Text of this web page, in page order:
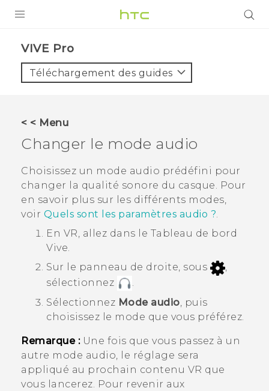
VIVE
ASSISTANCE
Appareils HTC & Accessoires
Connexion
VIVE Pro‎
Téléchargement des guides
< < Menu
Changer le mode audio
Choisissez un mode audio prédéfini pour
changer la qualité sonore du casque. Pour
en savoir plus sur les différents modes,
voir Quels sont les paramètres audio ?.
En VR, allez dans le Tableau de bord
Vive.
Sur le panneau de droite, sous
,
sélectionnez
Sélectionnez Mode audio, puis
choisissez le mode que vous préférez.
Remarque :Une fois que vous passez à un
autre mode audio, le réglage sera
appliqué au prochain contenu VR que
vous lancerez. Pour revenir aux